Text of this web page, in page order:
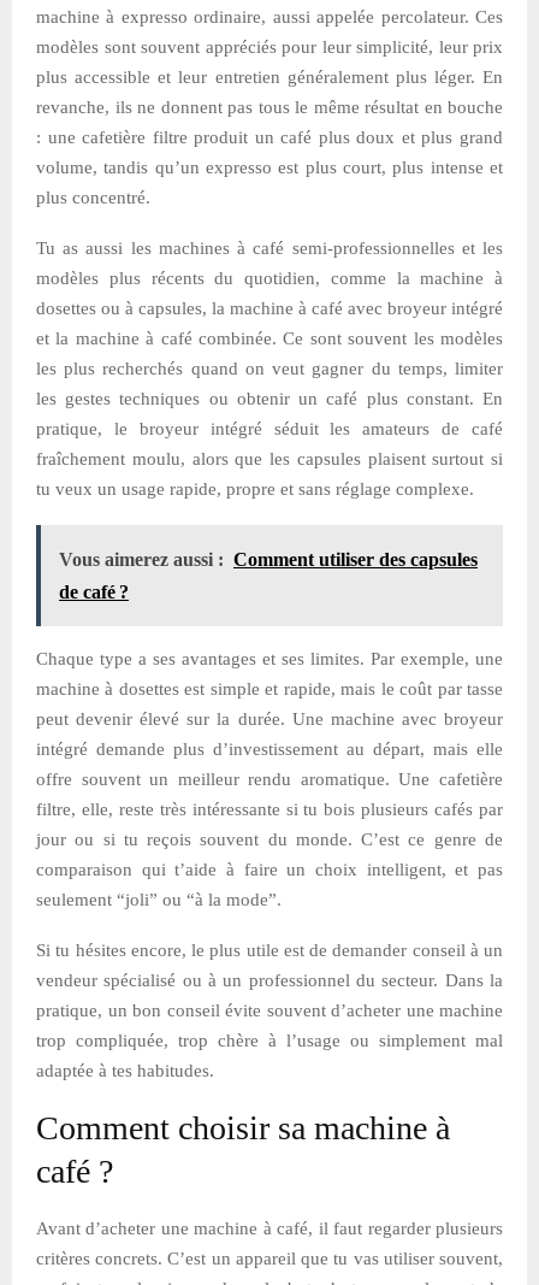
machine à expresso ordinaire, aussi appelée percolateur. Ces
modèles sont souvent appréciés pour leur simplicité, leur prix
plus accessible et leur entretien généralement plus léger. En
revanche, ils ne donnent pas tous le même résultat en bouche
: une cafetière filtre produit un café plus doux et plus grand
volume, tandis qu’un expresso est plus court, plus intense et
plus concentré.
Tu as aussi les machines à café semi-professionnelles et les
modèles plus récents du quotidien, comme la machine à
dosettes ou à capsules, la machine à café avec broyeur intégré
et la machine à café combinée. Ce sont souvent les modèles
les plus recherchés quand on veut gagner du temps, limiter
les gestes techniques ou obtenir un café plus constant. En
pratique, le broyeur intégré séduit les amateurs de café
fraîchement moulu, alors que les capsules plaisent surtout si
tu veux un usage rapide, propre et sans réglage complexe.
Vous aimerez aussi : Comment utiliser des capsules
de café ?
Chaque type a ses avantages et ses limites. Par exemple, une
machine à dosettes est simple et rapide, mais le coût par tasse
peut devenir élevé sur la durée. Une machine avec broyeur
intégré demande plus d’investissement au départ, mais elle
offre souvent un meilleur rendu aromatique. Une cafetière
filtre, elle, reste très intéressante si tu bois plusieurs cafés par
jour ou si tu reçois souvent du monde. C’est ce genre de
comparaison qui t’aide à faire un choix intelligent, et pas
seulement “joli” ou “à la mode”.
Si tu hésites encore, le plus utile est de demander conseil à un
vendeur spécialisé ou à un professionnel du secteur. Dans la
pratique, un bon conseil évite souvent d’acheter une machine
trop compliquée, trop chère à l’usage ou simplement mal
adaptée à tes habitudes.
Comment choisir sa machine à
café ?
Avant d’acheter une machine à café, il faut regarder plusieurs
critères concrets. C’est un appareil que tu vas utiliser souvent,